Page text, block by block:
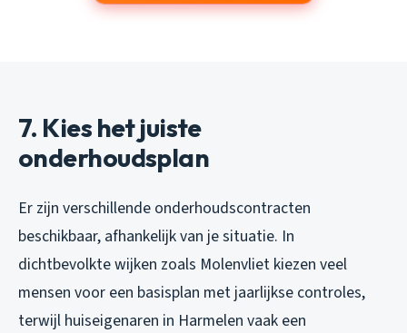
7. Kies het juiste
onderhoudsplan
Er zijn verschillende onderhoudscontracten
beschikbaar, afhankelijk van je situatie. In
dichtbevolkte wijken zoals Molenvliet kiezen veel
mensen voor een basisplan met jaarlijkse controles,
terwijl huiseigenaren in Harmelen vaak een